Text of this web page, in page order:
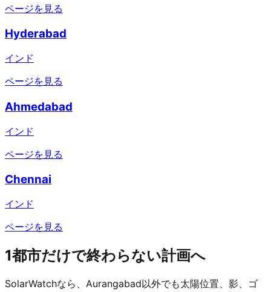
ページを見る
Hyderabad
インド
ページを見る
Ahmedabad
インド
ページを見る
Chennai
インド
ページを見る
1都市だけで終わらない計画へ
SolarWatchなら、Aurangabad以外でも太陽位置、影、ゴ